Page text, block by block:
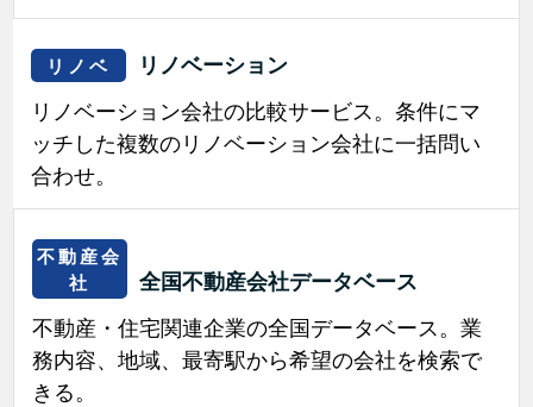
リノベ
リノベーション
リノベーション会社の比較サービス。条件にマ
ッチした複数のリノベーション会社に一括問い
合わせ。
不動産会
社
全国不動産会社データベース
不動産・住宅関連企業の全国データベース。業
務内容、地域、最寄駅から希望の会社を検索で
きる。